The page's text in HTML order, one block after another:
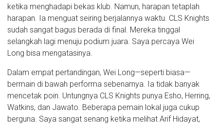
ketika menghadapi bekas klub. Namun, harapan tetaplah
harapan. Ia menguat seiring berjalannya waktu. CLS Knights
sudah sangat bagus berada di final. Mereka tinggal
selangkah lagi menuju podium juara. Saya percaya Wei
Long bisa mengatasinya.
Dalam empat pertandingan, Wei Long—seperti biasa—
bermain di bawah performa sebenarnya. Ia tidak banyak
mencetak poin. Untungnya CLS Knights punya Esho, Herring,
Watkins, dan Jawato. Beberapa pemain lokal juga cukup
berguna. Saya sangat senang ketika melihat Arif Hidayat,